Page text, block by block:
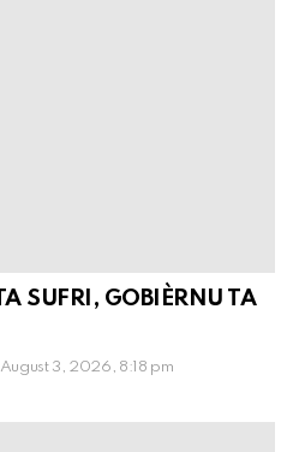
SUFRI, GOBIÈRNU TA
August 3, 2026, 8:18 pm